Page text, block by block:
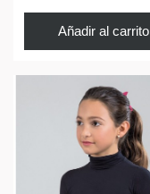
Añadir al carrito